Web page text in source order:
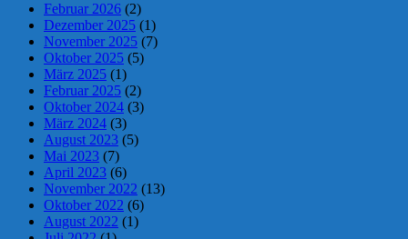
Februar 2026 (2)
Dezember 2025 (1)
November 2025 (7)
Oktober 2025 (5)
März 2025 (1)
Februar 2025 (2)
Oktober 2024 (3)
März 2024 (3)
August 2023 (5)
Mai 2023 (7)
April 2023 (6)
November 2022 (13)
Oktober 2022 (6)
August 2022 (1)